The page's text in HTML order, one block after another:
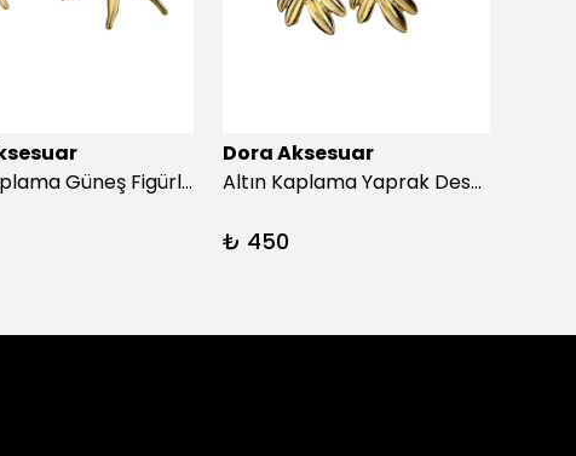
Altın Kaplama Güneş Figürlü İnci Küpe
Dora Aksesuar
Altın Kaplama Yaprak Desen İnci Küpe
₺ 450